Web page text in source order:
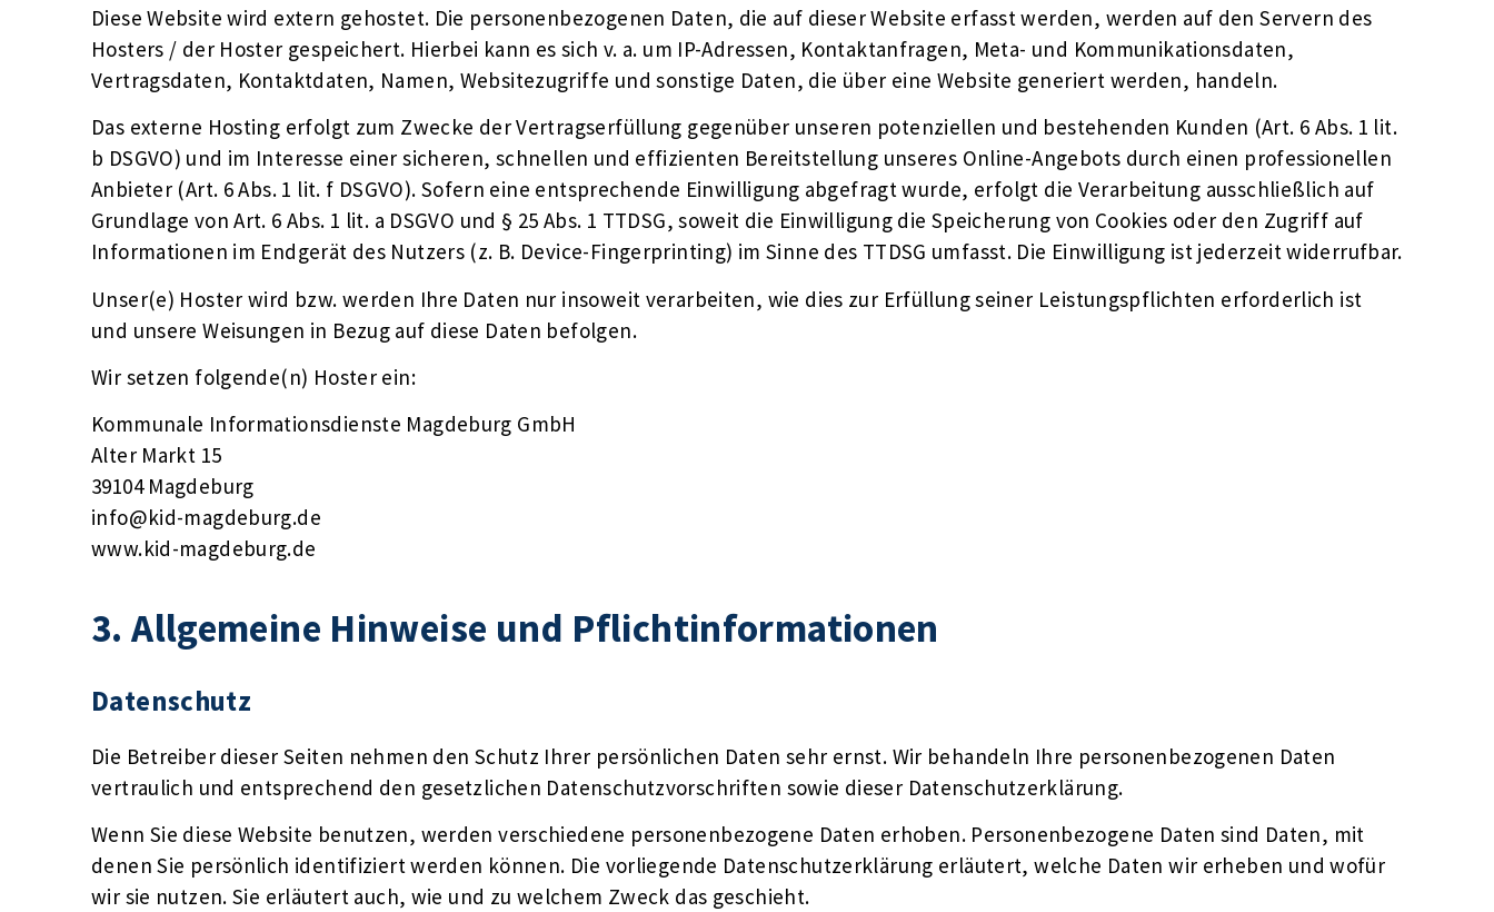
Diese Website wird extern gehostet. Die personenbezogenen Daten, die auf dieser Website erfasst werden, werden auf den Servern des
Hosters / der Hoster gespeichert. Hierbei kann es sich v. a. um IP-Adressen, Kontaktanfragen, Meta- und Kommunikationsdaten,
Vertragsdaten, Kontaktdaten, Namen, Websitezugriffe und sonstige Daten, die über eine Website generiert werden, handeln.
Das externe Hosting erfolgt zum Zwecke der Vertragserfüllung gegenüber unseren potenziellen und bestehenden Kunden (Art. 6 Abs. 1 lit.
b DSGVO) und im Interesse einer sicheren, schnellen und effizienten Bereitstellung unseres Online-Angebots durch einen professionellen
Anbieter (Art. 6 Abs. 1 lit. f DSGVO). Sofern eine entsprechende Einwilligung abgefragt wurde, erfolgt die Verarbeitung ausschließlich auf
Grundlage von Art. 6 Abs. 1 lit. a DSGVO und § 25 Abs. 1 TTDSG, soweit die Einwilligung die Speicherung von Cookies oder den Zugriff auf
Informationen im Endgerät des Nutzers (z. B. Device-Fingerprinting) im Sinne des TTDSG umfasst. Die Einwilligung ist jederzeit widerrufbar.
Unser(e) Hoster wird bzw. werden Ihre Daten nur insoweit verarbeiten, wie dies zur Erfüllung seiner Leistungspflichten erforderlich ist
und unsere Weisungen in Bezug auf diese Daten befolgen.
Wir setzen folgende(n) Hoster ein:
Kommunale Informationsdienste Magdeburg GmbH
Alter Markt 15
39104 Magdeburg
info@kid-magdeburg.de
www.kid-magdeburg.de
3. Allgemeine Hinweise und Pflicht­informationen
Datenschutz
Die Betreiber dieser Seiten nehmen den Schutz Ihrer persönlichen Daten sehr ernst. Wir behandeln Ihre personenbezogenen Daten
vertraulich und entsprechend den gesetzlichen Datenschutzvorschriften sowie dieser Datenschutzerklärung.
Wenn Sie diese Website benutzen, werden verschiedene personenbezogene Daten erhoben. Personenbezogene Daten sind Daten, mit
denen Sie persönlich identifiziert werden können. Die vorliegende Datenschutzerklärung erläutert, welche Daten wir erheben und wofür
wir sie nutzen. Sie erläutert auch, wie und zu welchem Zweck das geschieht.